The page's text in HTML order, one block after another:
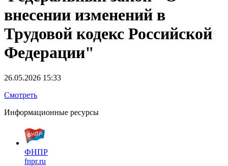
внесении изменений в
Трудовой кодекс Российской
Федерации"
26.05.2026 15:33
Смотреть
Информационные ресурсы
ФНПР
fnpr.ru